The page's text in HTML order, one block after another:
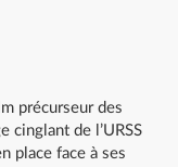
précurseur des
cinglant de l’URSS
place face à ses